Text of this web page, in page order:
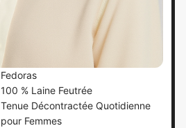
Fedoras
100 % Laine Feutrée
Tenue Décontractée Quotidienne
pour Femmes